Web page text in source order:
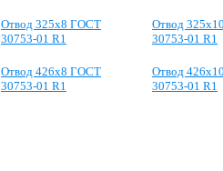
Отвод 325x8 ГОСТ
30753-01 R1
Отвод
30753-01 R1
Отвод 426x8 ГОСТ
30753-01 R1
Отвод
30753-01 R1